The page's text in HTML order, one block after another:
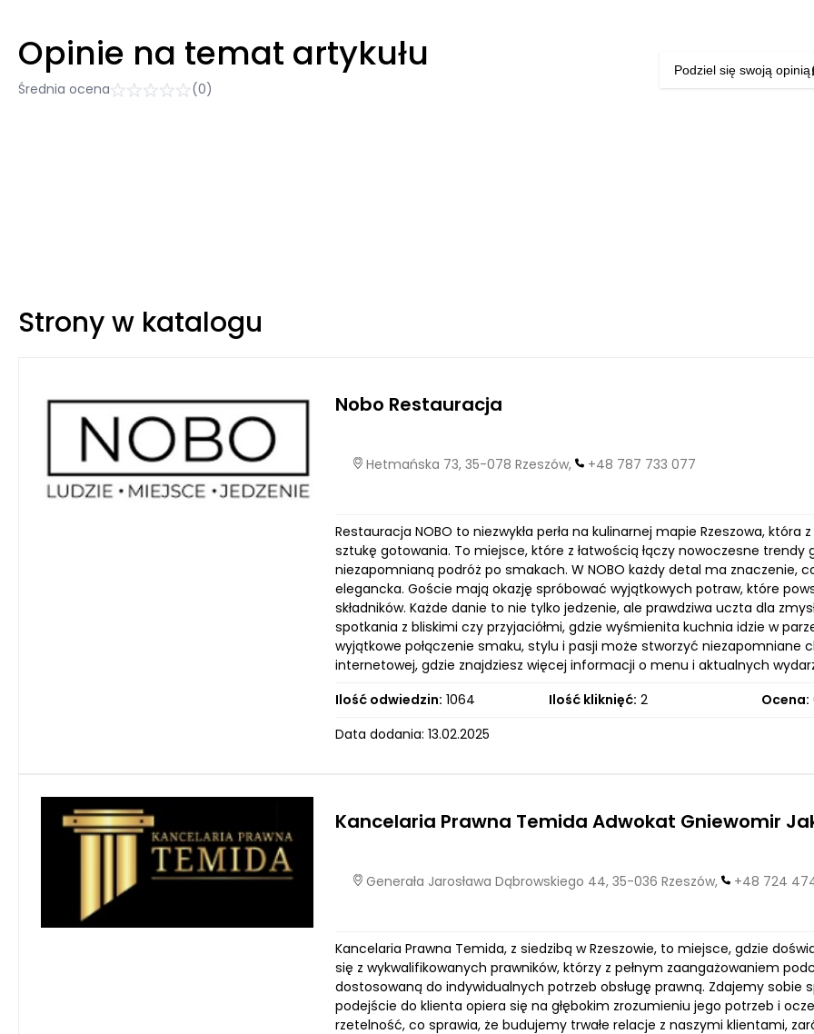
Opinie na temat artykułu
Średnia ocena (0)
Podziel się swoją opinią
Strony w katalogu
Nobo Restauracja
Hetmańska 73, 35-078 Rzeszów, +48 787 733 077
Restauracja NOBO to niezwykła perła na kulinarnej mapie Rzeszowa,
sztukę gotowania. To miejsce, które z łatwością łączy nowoczesne
niezapomnianą podróż po smakach. W NOBO każdy detal ma znaczenie,
elegancka. Goście mają okazję spróbować wyjątkowych potraw, które
składników. Każde danie to nie tylko jedzenie, ale prawdziwa uczta dla
spotkania z bliskimi czy przyjaciółmi, gdzie wyśmienita kuchnia idzie w
wyjątkowe połączenie smaku, stylu i pasji może stworzyć niezapomniane
internetowej, gdzie znajdziesz więcej informacji o menu i aktualnych
Ilość odwiedzin: 1064 Ilość kliknięć: 2 Ocena:
Data dodania: 13.02.2025
Kancelaria Prawna Temida Adwokat Gniewomir
Generała Jarosława Dąbrowskiego 44, 35-036 Rzeszów, +48 724
Kancelaria Prawna Temida, z siedzibą w Rzeszowie, to miejsce, gdzie
się z wykwalifikowanych prawników, którzy z pełnym zaangażowaniem
dostosowaną do indywidualnych potrzeb obsługę prawną. Zdajemy sobie
podejście do klienta opiera się na głębokim zrozumieniu jego potrzeb i
rzetelność, co sprawia, że budujemy trwałe relacje z naszymi klientami,